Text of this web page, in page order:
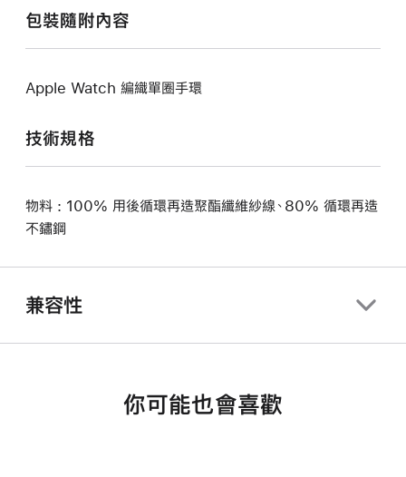
包裝隨附內容
Apple Watch 編織單圈手環
技術規格
物料 : 100% 用後循環再造聚酯纖維紗線、80% 循環再造
不鏽鋼
兼容性
你可能也會喜歡